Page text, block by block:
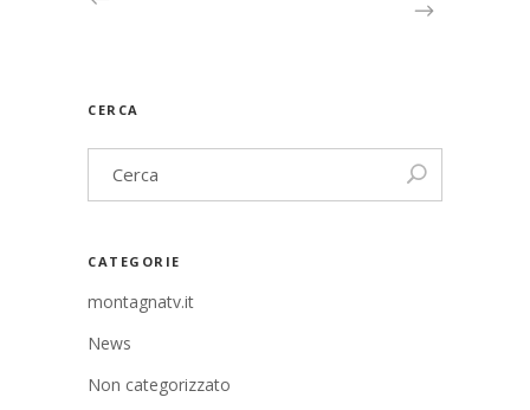
CERCA
CATEGORIE
montagnatv.it
News
Non categorizzato